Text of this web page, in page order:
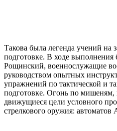
Такова была легенда учений на
подготовке. В ходе выполнения
Рощинский, военнослужащие
руководством опытных
упражнений по тактической и
подготовке. Огонь по
движущиеся цели условного
стрелкового оружия: автоматов